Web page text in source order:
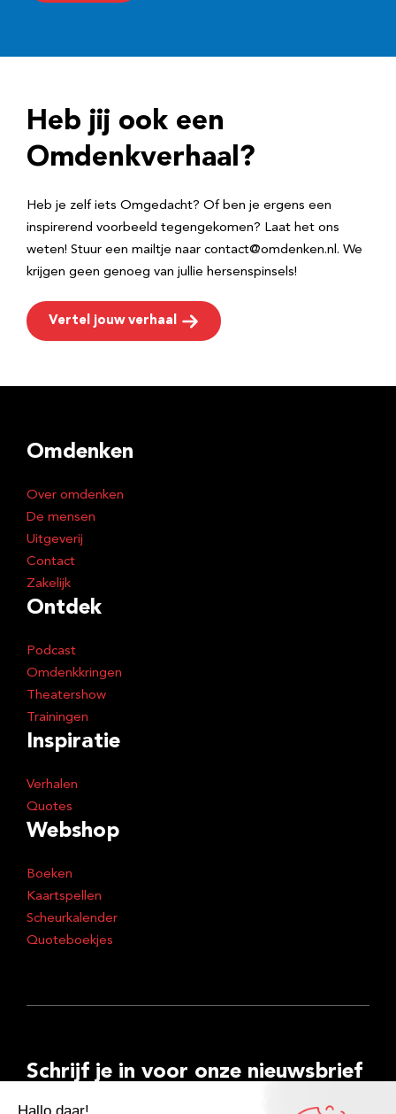
r
e
Heb jij ook een
Omdenkverhaal?
Heb je zelf iets Omgedacht? Of ben je ergens een
inspirerend voorbeeld tegengekomen? Laat het ons
weten! Stuur een mailtje naar contact@omdenken.nl. We
krijgen geen genoeg van jullie hersenspinsels!
Vertel jouw verhaal
Omdenken
Over omdenken
De mensen
Uitgeverij
Contact
Zakelijk
Ontdek
Podcast
Omdenkkringen
Theatershow
Trainingen
Inspiratie
Verhalen
Quotes
Webshop
Boeken
Kaartspellen
Scheurkalender
Quoteboekjes
Schrijf je in voor onze nieuwsbrief